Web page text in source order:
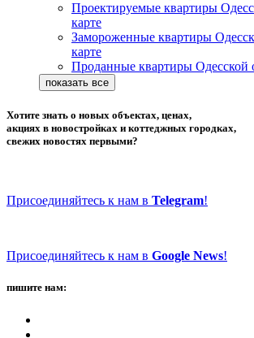
Проектируемые квартиры
карте
Замороженные квартиры
карте
Проданные квартиры Одесской
Хотите знать о новых объектах, ценах,
акциях в новостройках и коттеджных городках,
свежих новостях первыми?
Присоединяйтесь к нам в Telegram!
Присоединяйтесь к нам в Google News!
пишите нам: